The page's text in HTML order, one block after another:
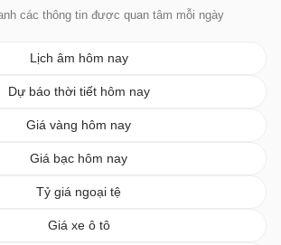
các thông tin được quan tâm mỗi ngày
Lịch âm hôm nay
Dự báo thời tiết hôm nay
Giá vàng hôm nay
Giá bạc hôm nay
Tỷ giá ngoại tệ
Giá xe ô tô